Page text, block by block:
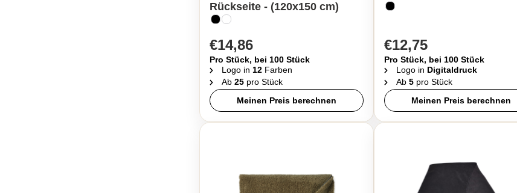
Rückseite - (120x150 cm)
€14,86
Pro Stück, bei 100 Stück
Logo in 12 Farben
Ab 25 pro Stück
Meinen Preis berechnen
€12,75
Pro Stück, bei 100 Stück
Logo in Digitaldruck
Ab 5pro Stück
Meinen Preis berechnen